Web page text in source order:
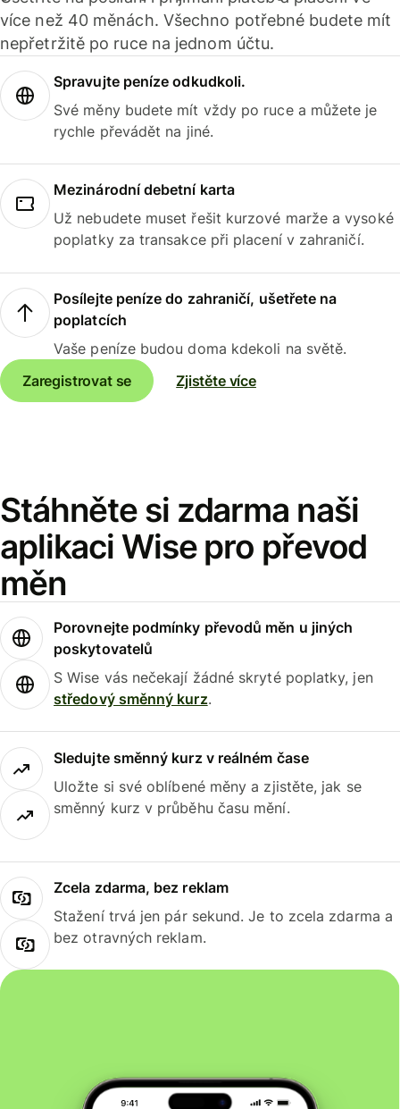
více než 40 měnách. Všechno potřebné budete mít
nepřetržitě po ruce na jednom účtu.
Spravujte peníze odkudkoli.
Své měny budete mít vždy po ruce a můžete je
rychle převádět na jiné.
Mezinárodní debetní karta
Už nebudete muset řešit kurzové marže a vysoké
poplatky za transakce při placení v zahraničí.
Posílejte peníze do zahraničí, ušetřete na
poplatcích
Vaše peníze budou doma kdekoli na světě.
Zaregistrovat se
Zjistěte více
Stáhněte si zdarma naši
aplikaci Wise pro převod
měn
Porovnejte podmínky převodů měn u jiných
poskytovatelů
S Wise vás nečekají žádné skryté poplatky, jen
středový směnný kurz.
Sledujte směnný kurz v reálném čase
Uložte si své oblíbené měny a zjistěte, jak se
směnný kurz v průběhu času mění.
Zcela zdarma, bez reklam
Stažení trvá jen pár sekund. Je to zcela zdarma a
bez otravných reklam.